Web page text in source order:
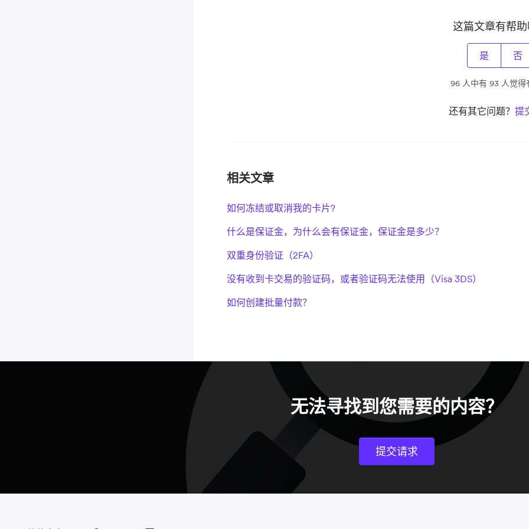
这篇文章有帮助
是 否
96 人中有 93 人觉得
还有其它问题？ 提
相关文章
如何冻结或取消我的卡片?
什么是保证金，为什么会有保证金，保证金是多少？
双重身份验证（2FA）
没有收到卡交易的验证码，或者验证码无法使用（Visa 3DS）
如何创建批量付款？
无法寻找到您需要的内容？
提交请求